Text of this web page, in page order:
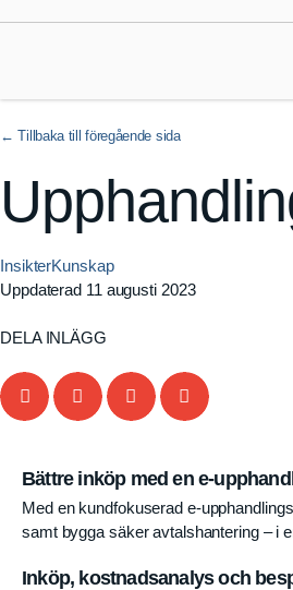
InsikterKunskap
Uppdaterad 11 augusti 2023
DELA INLÄGG
Bättre inköp med en e-
Med en kundfokuserad e-
samt bygga säker avtalshantering – i
Inköp, kostnadsanalys och